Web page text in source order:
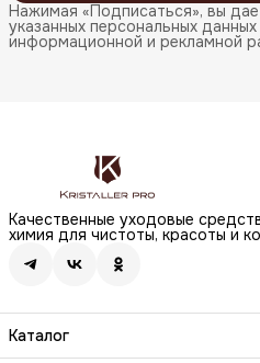
Нажимая «Подписаться», вы
указанных персональных
информационной и рекламной
Качественные уходовые
химия для чистоты, красоты и
Каталог